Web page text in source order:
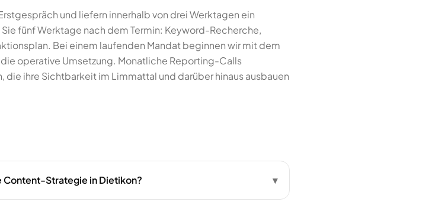
und liefern innerhalb von drei Werktagen ein
fünf Werktage nach dem Termin: Keyword-Recherche,
Bei einem laufenden Mandat beginnen wir mit dem
operative Umsetzung. Monatliche Reporting-Calls
die ihre Sichtbarkeit im Limmattal und darüber hinaus ausbauen
Content-Strategie in Dietikon? ▾